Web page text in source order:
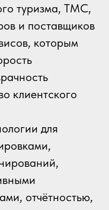
туризма, TMC,
и поставщиков
которым
клиентского
для
отчётностью,